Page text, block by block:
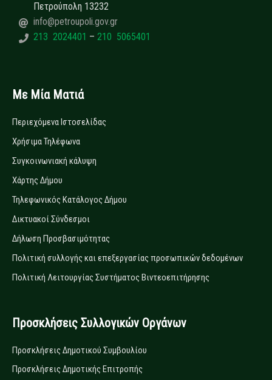
Πετρούπολη 13232
info@petroupoli.gov.gr
213 2024401 – 210 5065401
Με Μία Ματιά
Περιεχόμενα Ιστοσελίδας
Χρήσιμα Τηλέφωνα
Συγκοινωνιακή κάλυψη
Χάρτης Δήμου
Τηλεφωνικός Κατάλογος Δήμου
Δικτυακοί Σύνδεσμοι
Δήλωση Προσβασιμότητας
Πολιτική συλλογής και επεξεργασίας προσωπικών δεδομένων
Πολιτική Λειτουργίας Συστήματος Βιντεοεπιτήρησης
Προσκλήσεις Συλλογικών Οργάνων
Προσκλήσεις Δημοτικού Συμβουλίου
Προσκλήσεις Δημοτικής Επιτροπής